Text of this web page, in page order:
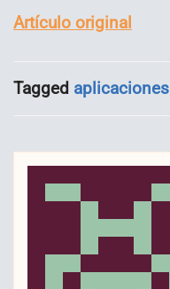
Artículo original
Tagged aplicaciones